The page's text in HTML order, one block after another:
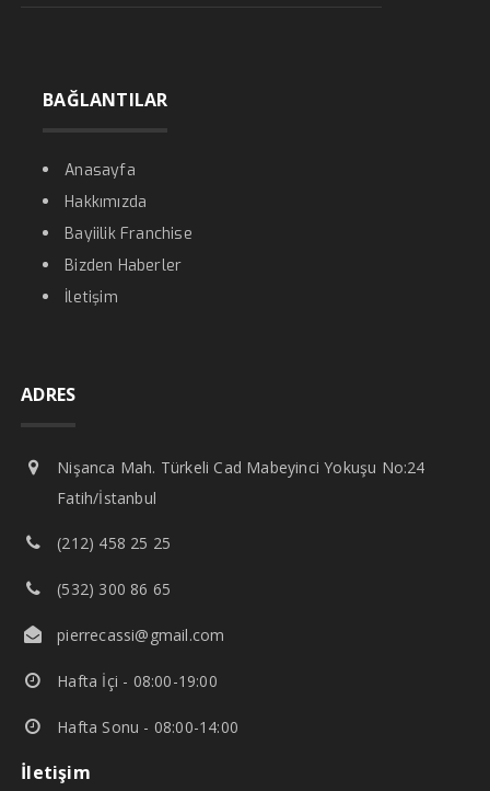
BAĞLANTILAR
Anasayfa
Hakkımızda
Bayiilik Franchise
Bizden Haberler
İletişim
ADRES
Nişanca Mah. Türkeli Cad Mabeyinci Yokuşu No:24
Fatih/İstanbul
(212) 458 25 25
(532) 300 86 65
pierrecassi@gmail.com
Hafta İçi - 08:00-19:00
Hafta Sonu - 08:00-14:00
İletişim